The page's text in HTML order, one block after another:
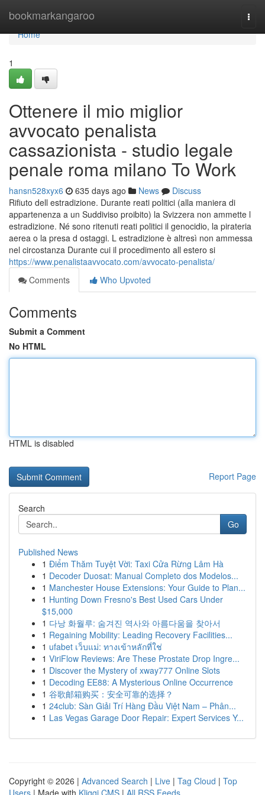
bookmarkangaroo
Home
Home
1
Ottenere il mio miglior
avvocato penalista
cassazionista - studio legale
penale roma milano To Work
hansn528xyx6 635 days ago News
Discuss
Rifiuto dell estradizione. Durante reati politici (alla maniera di
appartenenza a un Suddiviso proibito) la Svizzera non ammette l
estradizione. Né sono ritenuti reati politici il genocidio, la pirateria
aerea o la presa d ostaggi. L estradizione è altresì non ammessa
nel circostanza Durante cui il procedimento all estero si
https://www.penalistaavvocato.com/avvocato-penalista/
Comments
Who Upvoted
Comments
Submit a Comment
No HTML
HTML is disabled
Report Page
Search
Go
Published News
1 Điểm Thăm Tuyệt Vời: Taxi Cửa Rừng Lâm Hà
1 Decoder Duosat: Manual Completo dos Modelos...
1 Manchester House Extensions: Your Guide to Plan...
1 Hunting Down Fresno's Best Used Cars Under
$15,000
1 다낭 화월루: 숨겨진 역사와 아름다움을 찾아서
1 Regaining Mobility: Leading Recovery Facilities...
1 ufabet เว็บแม่: ทางเข้าหลักที่ใช่
1 ViriFlow Reviews: Are These Prostate Drop Ingre...
1 Discover the Mystery of xway777 Online Slots
1 Decoding EE88: A Mysterious Online Occurrence
1 谷歌邮箱购买：安全可靠的选择？
1 24club: Sàn Giải Trí Hàng Đầu Việt Nam – Phân...
1 Las Vegas Garage Door Repair: Expert Services Y...
Copyright © 2026 | Advanced Search | Live | Tag Cloud | Top
Users | Made with Kliqqi CMS | All RSS Feeds